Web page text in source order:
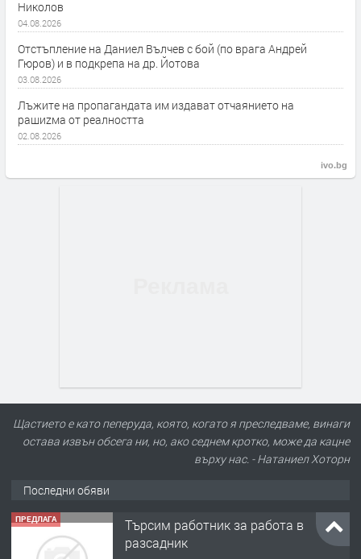
Николов
04.08.2026
Отстъпление на Даниел Вълчев с бой (по врага Андрей
Гюров) и в подкрепа на др. Йотова
03.08.2026
Лъжите на пропагандата им издават отчаянието на
рашиzма от реалността
02.08.2026
ivo.bg
Щастието е като пеперуда, която, когато я преследваме, винаги
остава извън обсега ни, но, ако седнем кротко, може да кацне
върху нас. - Натаниел Хоторн
Последни обяви
ПРЕДЛАГА
Търсим работник за работа в
разсадник